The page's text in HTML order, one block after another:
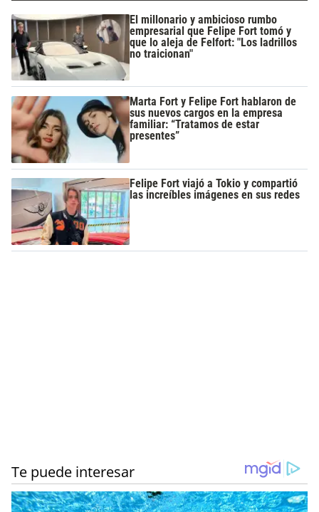
El millonario y ambicioso rumbo
empresarial que Felipe Fort tomó y
que lo aleja de Felfort: "Los ladrillos
no traicionan"
Marta Fort y Felipe Fort hablaron de
sus nuevos cargos en la empresa
familiar: “Tratamos de estar
presentes”
Felipe Fort viajó a Tokio y compartió
las increíbles imágenes en sus redes